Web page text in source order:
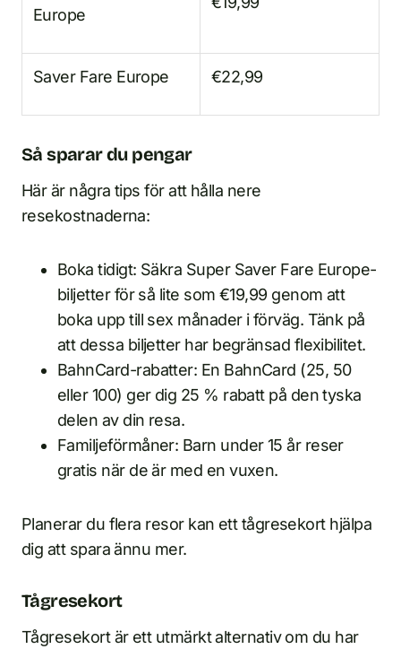
Europe
Saver Fare Europe €22,99
Så sparar du pengar
Här är några tips för att hålla nere
resekostnaderna:
Boka tidigt: Säkra Super Saver Fare Europe-
biljetter för så lite som €19,99 genom att
boka upp till sex månader i förväg. Tänk på
att dessa biljetter har begränsad flexibilitet.
BahnCard-rabatter: En BahnCard (25, 50
eller 100) ger dig 25 % rabatt på den tyska
delen av din resa.
Familjeförmåner: Barn under 15 år reser
gratis när de är med en vuxen.
Planerar du flera resor kan ett tågresekort hjälpa
dig att spara ännu mer.
Tågresekort
Tågresekort är ett utmärkt alternativ om du har